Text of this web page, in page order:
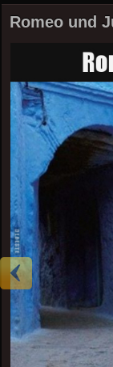
Romeo und